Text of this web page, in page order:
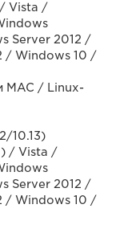
/ Vista /
Server 2012 /
/ Windows 10 /
MAC / Linux-
10.13)
/ Vista /
Server 2012 /
/ Windows 10 /